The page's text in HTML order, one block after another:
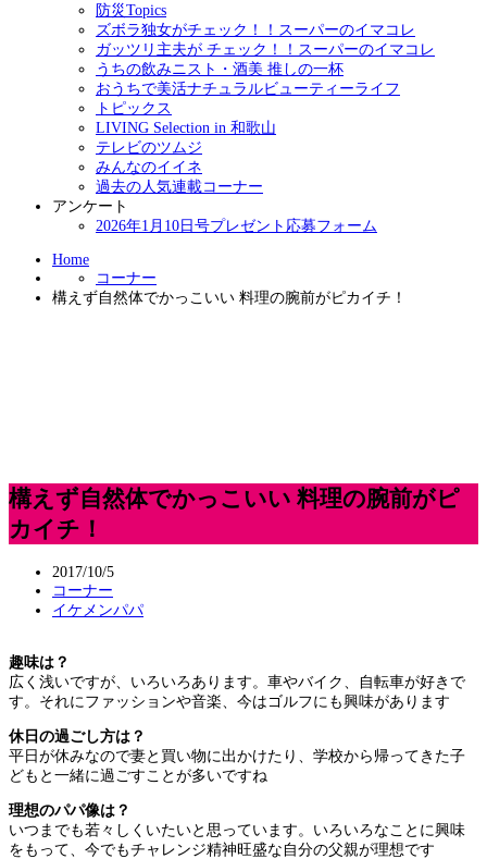
防災Topics
ズボラ独女がチェック！！スーパーのイマコレ
ガッツリ主夫が チェック！！スーパーのイマコレ
うちの飲みニスト・酒美 推しの一杯
おうちで美活ナチュラルビューティーライフ
トピックス
LIVING Selection in 和歌山
テレビのツムジ
みんなのイイネ
過去の人気連載コーナー
アンケート
2026年1月10日号プレゼント応募フォーム
Home
コーナー
構えず自然体でかっこいい 料理の腕前がピカイチ！
構えず自然体でかっこいい 料理の腕前がピ
カイチ！
2017/10/5
コーナー
イケメンパパ
趣味は？
広く浅いですが、いろいろあります。車やバイク、自転車が好きで
す。それにファッションや音楽、今はゴルフにも興味があります
休日の過ごし方は？
平日が休みなので妻と買い物に出かけたり、学校から帰ってきた子
どもと一緒に過ごすことが多いですね
理想のパパ像は？
いつまでも若々しくいたいと思っています。いろいろなことに興味
をもって、今でもチャレンジ精神旺盛な自分の父親が理想です